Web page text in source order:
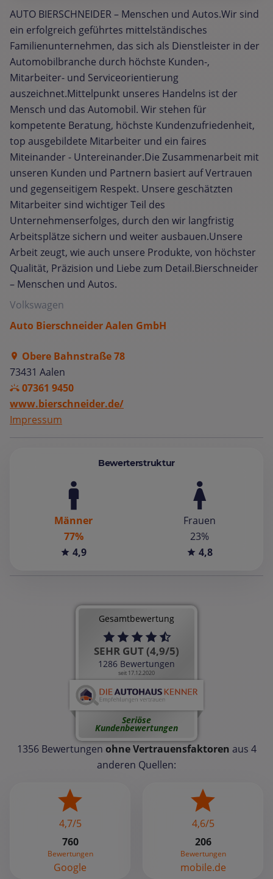
AUTO BIERSCHNEIDER – Menschen und Autos.Wir sind
ein erfolgreich geführtes mittelständisches
Familienunternehmen, das sich als Dienstleister in der
Automobilbranche durch höchste Kunden-,
Mitarbeiter- und Serviceorientierung
auszeichnet.Mittelpunkt unseres Handelns ist der
Mensch und das Automobil. Wir stehen für
kompetente Beratung, höchste Kundenzufriedenheit,
top ausgebildete Mitarbeiter und ein faires
Miteinander - Untereinander.Die Zusammenarbeit mit
unseren Kunden und Partnern basiert auf Vertrauen
und gegenseitigem Respekt. Unsere geschätzten
Mitarbeiter sind wichtiger Teil des
Unternehmenserfolges, durch den wir langfristig
Arbeitsplätze sichern und weiter ausbauen.Unsere
Arbeit zeugt, wie auch unsere Produkte, von höchster
Qualität, Präzision und Liebe zum Detail.Bierschneider
– Menschen und Autos.
Volkswagen
Auto Bierschneider Aalen GmbH
Obere Bahnstraße 78
73431 Aalen
07361 9450
www.bierschneider.de/
Impressum
Bewerterstruktur
Männer
77%
4,9
Frauen
23%
4,8
Gesamtbewertung
SEHR GUT (4,9/5)
1286 Bewertungen
seit 17.12.2020
Seriöse
Kundenbewertungen
1356 Bewertungen ohne Vertrauensfaktoren aus 4
anderen Quellen:
4,7/5
760
Bewertungen
Google
4,6/5
206
Bewertungen
mobile.de